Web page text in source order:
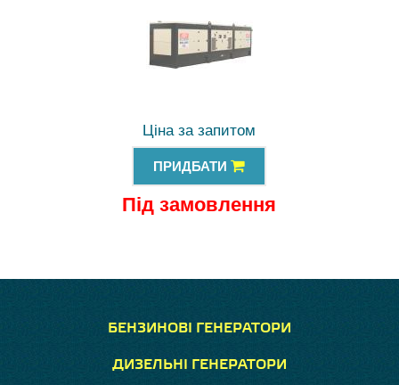
Ціна за запитом
ПРИДБАТИ
Під замовлення
БЕНЗИНОВІ ГЕНЕРАТОРИ
ДИЗЕЛЬНІ ГЕНЕРАТОРИ